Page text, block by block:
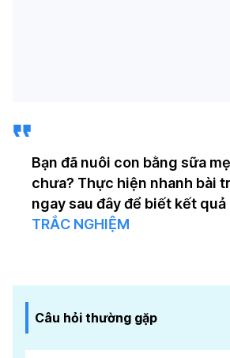
Bạn đã nuôi con bằng sữa
chưa? Thực hiện nhanh bài
ngay sau đây để biết kết quả
TRẮC NGHIỆM
Câu hỏi thường gặp